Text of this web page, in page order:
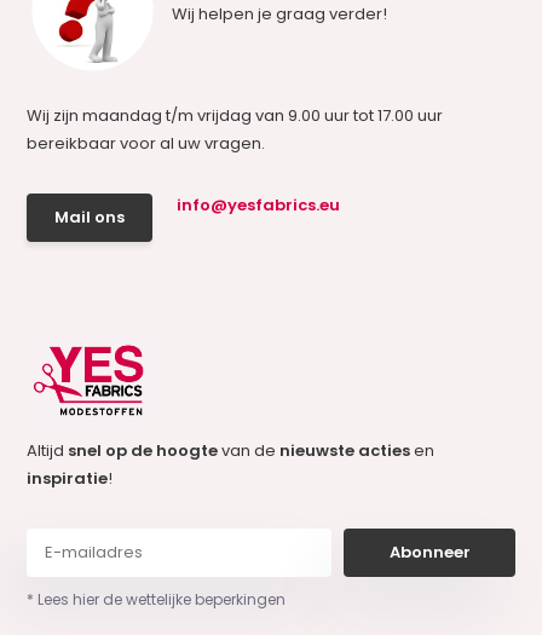
Wij helpen je graag verder!
Wij zijn maandag t/m vrijdag van 9.00 uur tot 17.00 uur
bereikbaar voor al uw vragen.
Mail ons
info@yesfabrics.eu
Altijd snel op de hoogtevan de nieuwste actiesen
inspiratie!
Abonneer
* Lees hier de wettelijke beperkingen